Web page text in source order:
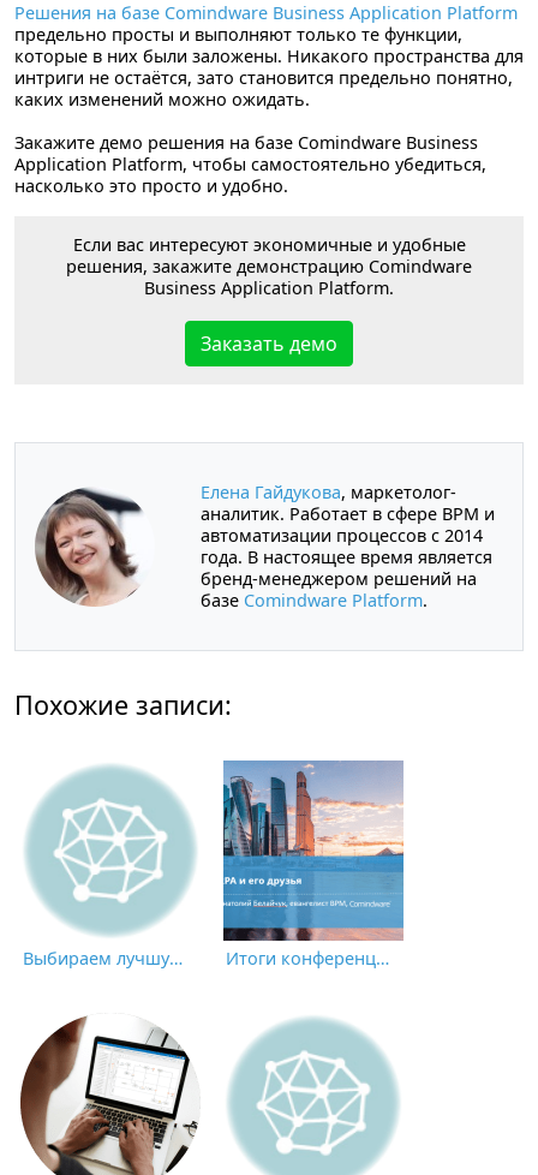
Решения на базе Comindware Business Application Platform
предельно просты и выполняют только те функции,
которые в них были заложены. Никакого пространства для
интриги не остаётся, зато становится предельно понятно,
каких изменений можно ожидать.
Закажите демо решения на базе Comindware Business
Application Platform, чтобы самостоятельно убедиться,
насколько это просто и удобно.
Если вас интересуют экономичные и удобные
решения, закажите демонстрацию Comindware
Business Application Platform.
Заказать демо
Елена Гайдукова, маркетолог-
аналитик. Работает в сфере BPM и
автоматизации процессов с 2014
года. В настоящее время является
бренд-менеджером решений на
базе Comindware Platform.
Похожие записи:
Выбираем лучшую площадку для закупок Итоги конференции CNews «Роботизация бизнес-процессов 2021»